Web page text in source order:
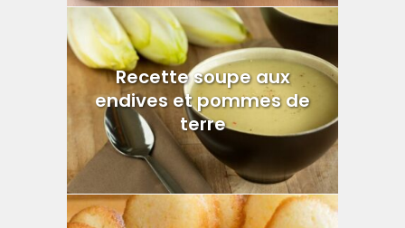
Recette soupe aux
endives et pommes de
terre